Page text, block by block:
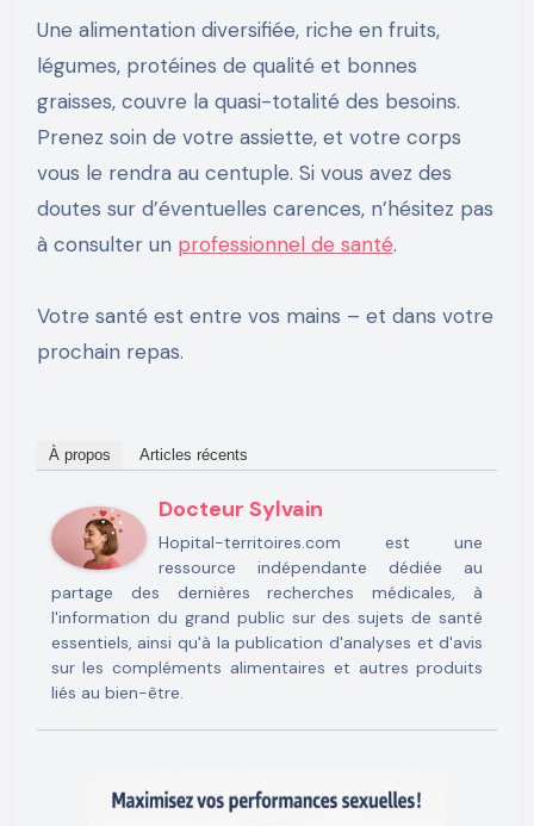
Une alimentation diversifiée, riche en fruits,
légumes, protéines de qualité et bonnes
graisses, couvre la quasi-totalité des besoins.
Prenez soin de votre assiette, et votre corps
vous le rendra au centuple. Si vous avez des
doutes sur d’éventuelles carences, n’hésitez pas
à consulter un professionnel de santé.
Votre santé est entre vos mains – et dans votre
prochain repas.
À propos Articles récents
Docteur Sylvain
Hopital-territoires.com est une
ressource indépendante dédiée au
partage des dernières recherches médicales, à
l'information du grand public sur des sujets de santé
essentiels, ainsi qu'à la publication d'analyses et d'avis
sur les compléments alimentaires et autres produits
liés au bien-être.